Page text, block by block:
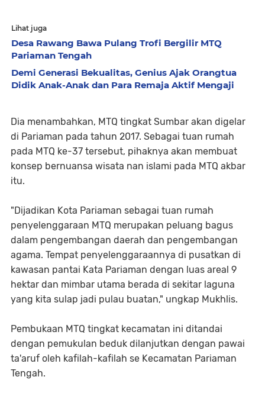
Lihat juga
Desa Rawang Bawa Pulang Trofi Bergilir MTQ
Pariaman Tengah
Demi Generasi Bekualitas, Genius Ajak Orangtua
Didik Anak-Anak dan Para Remaja Aktif Mengaji
Dia menambahkan, MTQ tingkat Sumbar akan digelar
di Pariaman pada tahun 2017. Sebagai tuan rumah
pada MTQ ke-37 tersebut, pihaknya akan membuat
konsep bernuansa wisata nan islami pada MTQ akbar
itu.
"Dijadikan Kota Pariaman sebagai tuan rumah
penyelenggaraan MTQ merupakan peluang bagus
dalam pengembangan daerah dan pengembangan
agama. Tempat penyelenggaraannya di pusatkan di
kawasan pantai Kata Pariaman dengan luas areal 9
hektar dan mimbar utama berada di sekitar laguna
yang kita sulap jadi pulau buatan," ungkap Mukhlis.
Pembukaan MTQ tingkat kecamatan ini ditandai
dengan pemukulan beduk dilanjutkan dengan pawai
ta'aruf oleh kafilah-kafilah se Kecamatan Pariaman
Tengah.